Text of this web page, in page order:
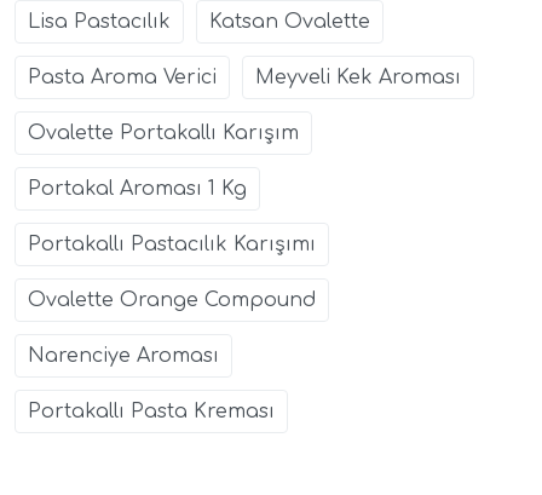
Lisa Pastacılık Katsan Ovalette
Pasta Aroma Verici Meyveli Kek Aroması
Ovalette Portakallı Karışım
Portakal Aroması 1 Kg
Portakallı Pastacılık Karışımı
Ovalette Orange Compound
Narenciye Aroması
Portakallı Pasta Kreması